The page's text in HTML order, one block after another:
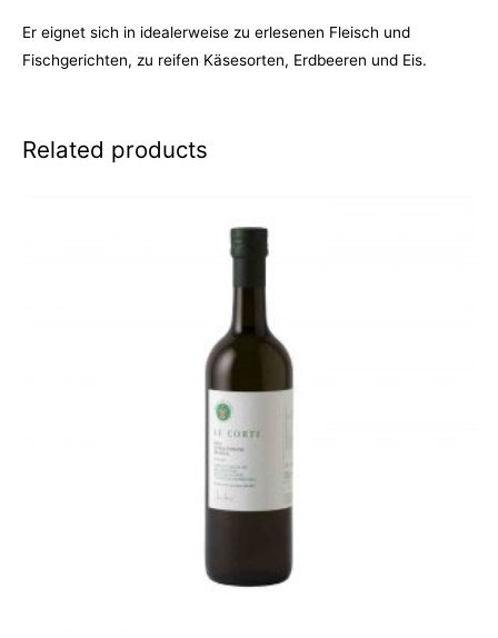
Er eignet sich in idealerweise zu erlesenen Fleisch und
Fischgerichten, zu reifen Käsesorten, Erdbeeren und Eis.
Related products